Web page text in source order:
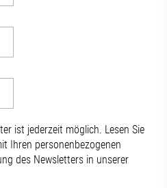
ist jederzeit möglich. Lesen Sie
Ihren personenbezogenen
des Newsletters in unserer